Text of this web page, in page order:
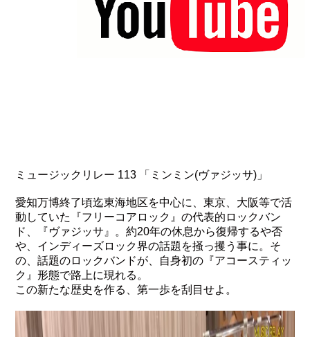
ミュージックリレー 113 「ミンミン(ヴァジッサ)」
愛知万博終了頃迄東海地区を中心に、東京、大阪等で活
動していた『フリーコアロック』の代表的ロックバン
ド、『ヴァジッサ』。約20年の休息から復帰するや否
や、インディーズロック界の話題を掻っ攫う事に。そ
の、話題のロックバンドが、自身初の『アコースティッ
ク』形態で路上に現れる。
この新たな歴史を作る、第一歩を刮目せよ。